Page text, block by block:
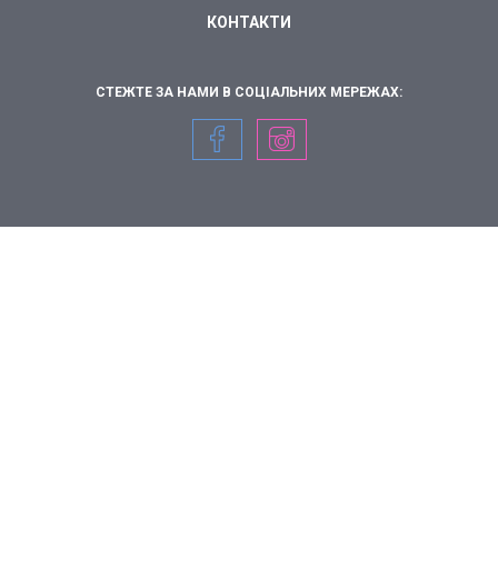
КОНТАКТИ
СТЕЖТЕ ЗА НАМИ В СОЦІАЛЬНИХ МЕРЕЖАХ: